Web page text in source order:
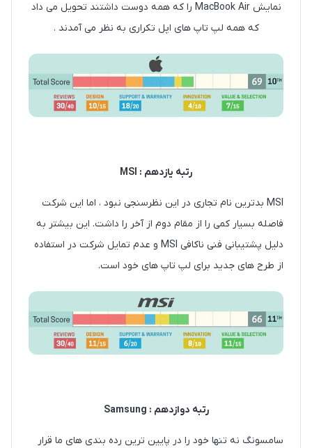
نمایش MacBook Air را که همه دوست داشتند تحویل می داد
که همه لپ تاپ های اپل تکراری به نظر می آمدند .
رتبه یازدهم : MSI
MSI بدترین نام تجاری در این نظرسنجی نبود ، اما این شرکت
فاصله بسیار کمی را از مقام دوم از آخر را داشت. این بیشتر به
دلیل پشتیبانی فنی ناکافی MSI و عدم تمایل شرکت در استفاده
از طرح های جدید برای لپ تاپ های خود است.
رتبه دوازدهم : Samsung
سامسونگ نه تنها خود را در پایین ترین رده بندی های ما قرار